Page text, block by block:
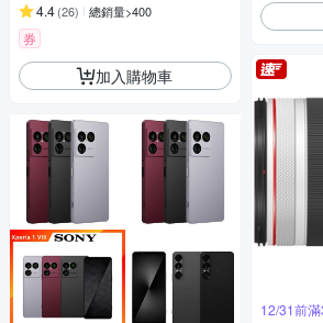
4.4(26) 總銷量>400
券
加入購物車
12/31前